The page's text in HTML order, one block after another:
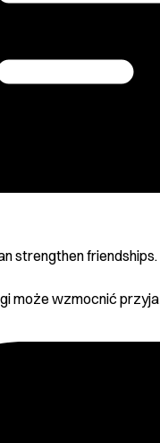
strengthen friendships.
może wzmocnić